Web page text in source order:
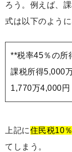
ろう。例えば、
式は以下のように
**税率45％の所
課税所得5,000
1,770万4,000円
上記に住民税10
てしまう。